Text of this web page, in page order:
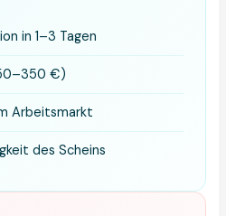
in 1–3 Tagen
€)
Arbeitsmarkt
des Scheins